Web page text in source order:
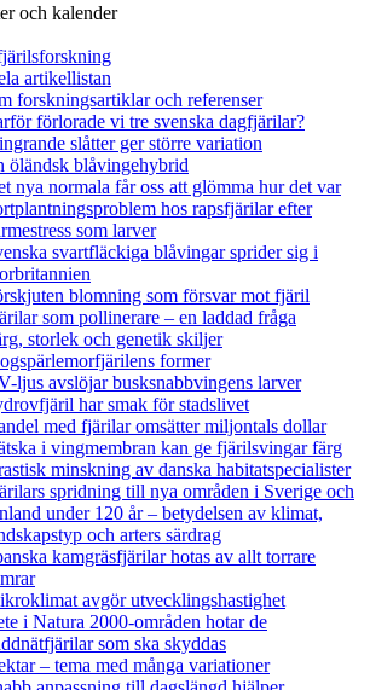
och kalender
artikellistan
forskningsartiklar och referenser
förlorade vi tre svenska dagfjärilar?
slåtter ger större variation
öländsk blåvingehybrid
nya normala får oss att glömma hur det var
hos rapsfjärilar efter
som larver
svartfläckiga blåvingar sprider sig i
blomning som försvar mot fjäril
som pollinerare – en laddad fråga
storlek och genetik skiljer
former
ljus avslöjar busksnabbvingens larver
har smak för stadslivet
med fjärilar omsätter miljontals dollar
i vingmembran kan ge fjärilsvingar färg
minskning av danska habitatspecialister
spridning till nya områden i Sverige och
under 120 år– betydelsen av klimat,
och arters särdrag
kamgräsfjärilar hotas av allt torrare
avgör utvecklingshastighet
i Natura 2000-områden hotar de
som ska skyddas
– tema med många variationer